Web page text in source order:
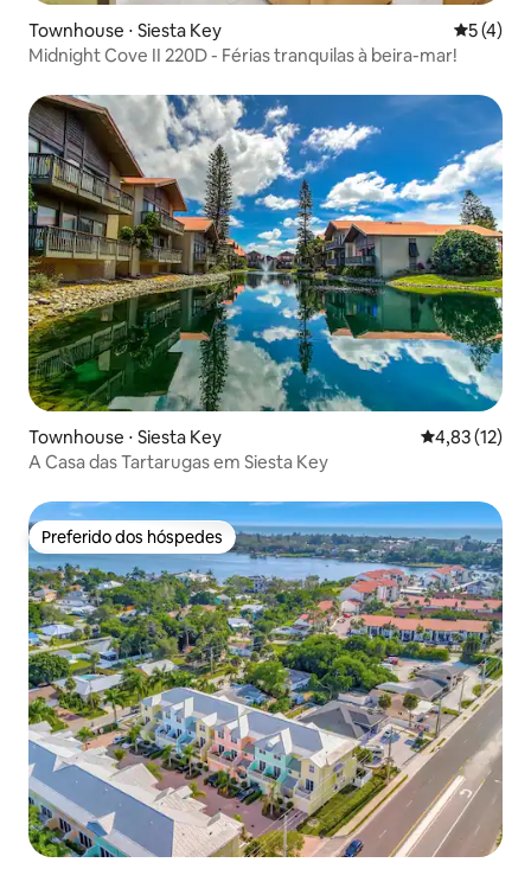
Townhouse ⋅ Siesta Key 5 de
5 (4)
Midnight Cove II 220D - Férias tranquilas à beira-mar!
Townhouse ⋅ Siesta Key 4,83 de uma
4,83 (12)
A Casa das Tartarugas em Siesta Key
Preferido dos hóspedes
Preferido dos hóspedes